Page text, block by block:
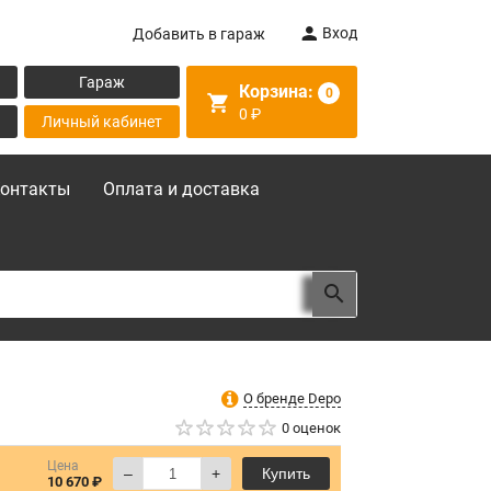
Добавить в гараж Вход
Гараж
Личный кабинет
Корзина: 0
0 ₽
Оплата и доставка
О бренде Depo
0 оценок
Цена
10 670 ₽ – + Купить